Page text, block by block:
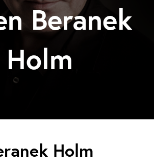
Beranek
Holm
Holm